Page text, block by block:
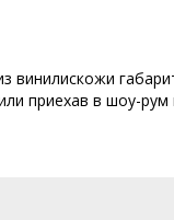
винилискожи
приехав в шоу-рум